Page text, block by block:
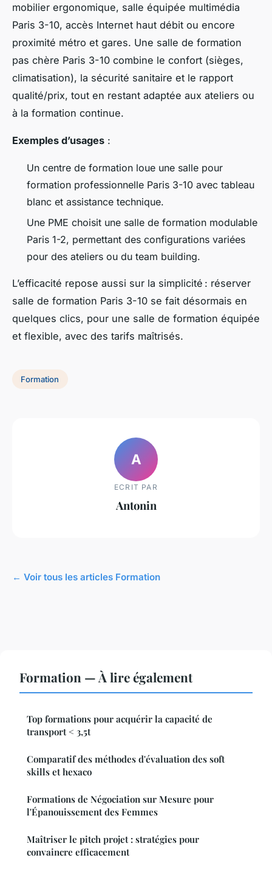
mobilier ergonomique, salle équipée multimédia
Paris 3-10, accès Internet haut débit ou encore
proximité métro et gares. Une salle de formation
pas chère Paris 3-10 combine le confort (sièges,
climatisation), la sécurité sanitaire et le rapport
qualité/prix, tout en restant adaptée aux ateliers ou
à la formation continue.
Exemples d’usages :
Un centre de formation loue une salle pour
formation professionnelle Paris 3-10 avec tableau
blanc et assistance technique.
Une PME choisit une salle de formation modulable
Paris 1-2, permettant des configurations variées
pour des ateliers ou du team building.
L’efficacité repose aussi sur la simplicité : réserver
salle de formation Paris 3-10 se fait désormais en
quelques clics, pour une salle de formation équipée
et flexible, avec des tarifs maîtrisés.
Formation
A
ECRIT PAR
Antonin
← Voir tous les articles Formation
Formation — À lire également
Top formations pour acquérir la capacité de
transport < 3,5t
Comparatif des méthodes d'évaluation des soft
skills et hexaco
Formations de Négociation sur Mesure pour
l'Épanouissement des Femmes
Maîtriser le pitch projet : stratégies pour
convaincre efficacement